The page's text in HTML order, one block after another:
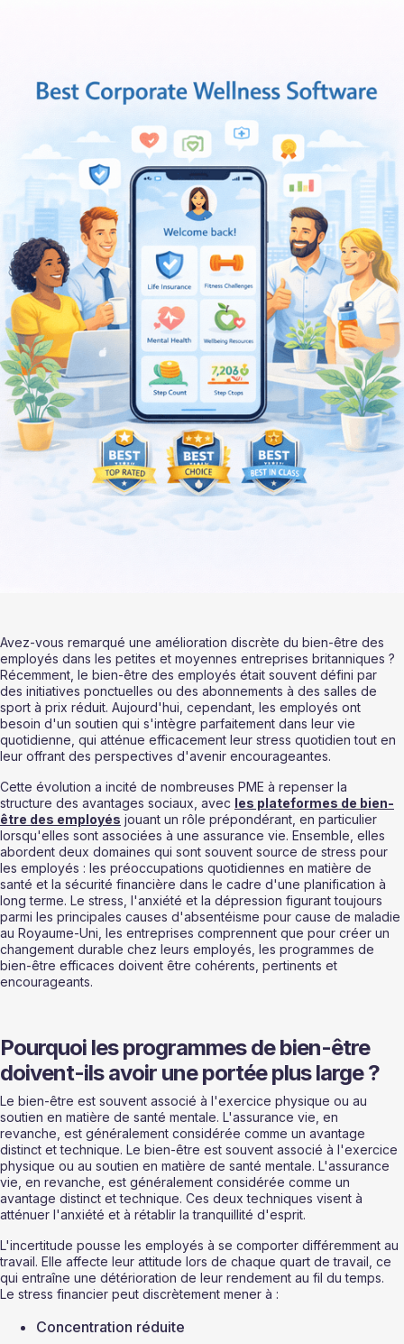
Avez-vous remarqué une amélioration discrète du bien-être des
employés dans les petites et moyennes entreprises britanniques ?
Récemment, le bien-être des employés était souvent défini par
des initiatives ponctuelles ou des abonnements à des salles de
sport à prix réduit. Aujourd'hui, cependant, les employés ont
besoin d'un soutien qui s'intègre parfaitement dans leur vie
quotidienne, qui atténue efficacement leur stress quotidien tout en
leur offrant des perspectives d'avenir encourageantes.
Cette évolution a incité de nombreuses PME à repenser la
structure des avantages sociaux, avec les plateformes de bien-
être des employés jouant un rôle prépondérant, en particulier
lorsqu'elles sont associées à une assurance vie. Ensemble, elles
abordent deux domaines qui sont souvent source de stress pour
les employés : les préoccupations quotidiennes en matière de
santé et la sécurité financière dans le cadre d'une planification à
long terme. Le stress, l'anxiété et la dépression figurant toujours
parmi les principales causes d'absentéisme pour cause de maladie
au Royaume-Uni, les entreprises comprennent que pour créer un
changement durable chez leurs employés, les programmes de
bien-être efficaces doivent être cohérents, pertinents et
encourageants.
Pourquoi les programmes de bien-être
doivent-ils avoir une portée plus large ?
Le bien-être est souvent associé à l'exercice physique ou au
soutien en matière de santé mentale. L'assurance vie, en
revanche, est généralement considérée comme un avantage
distinct et technique. Le bien-être est souvent associé à l'exercice
physique ou au soutien en matière de santé mentale. L'assurance
vie, en revanche, est généralement considérée comme un
avantage distinct et technique. Ces deux techniques visent à
atténuer l'anxiété et à rétablir la tranquillité d'esprit.
L'incertitude pousse les employés à se comporter différemment au
travail. Elle affecte leur attitude lors de chaque quart de travail, ce
qui entraîne une détérioration de leur rendement au fil du temps.
Le stress financier peut discrètement mener à :
Concentration réduite